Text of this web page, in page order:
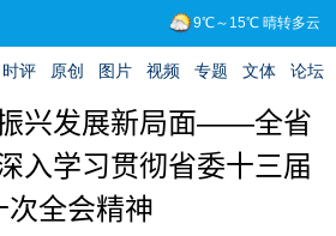
兴发展新局面——全省
入学习贯彻省委十三届
次全会精神